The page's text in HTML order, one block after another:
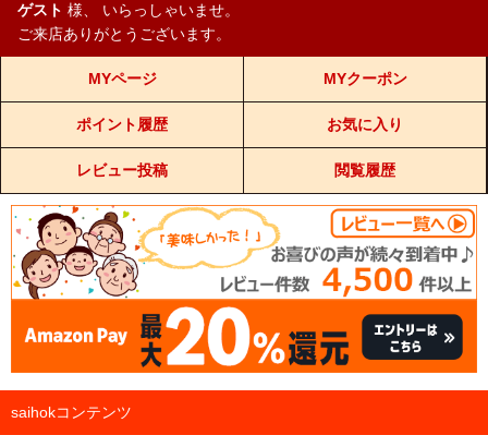
ゲスト 様、
いらっしゃいませ。
ご来店ありがとうございます。
MYページ MYクーポン
ポイント履歴 お気に入り
レビュー投稿 閲覧履歴
saihokコンテンツ